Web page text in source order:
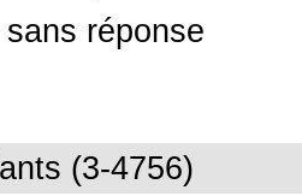
réponse
(3-4756)